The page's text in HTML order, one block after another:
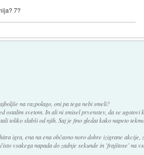
7?
na razpolago, oni pa tega nebi smeli?
ostalim svetom. In ali ni smisel prvenstev, da se ugotovi
toliko slabši od njih. Saj je fino gledat kako napeto
igra, ena na ena občasno noro dobre izigrane akcije,
vsakega napada do zadnje sekunde in 'frajštose' na